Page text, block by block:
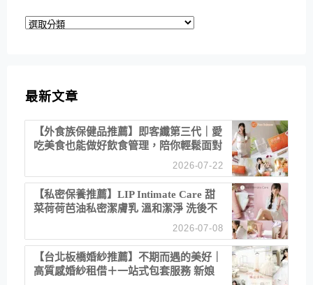
分
最新文章
【外食族保健品推薦】即客纖第三代｜愛
吃美食也能做好飲食管理，陪你輕鬆面對
2026-07-22
【私密保養推薦】LIP Intimate Care 甜
菜荷荷芭油私密潔膚乳 溫和潔淨 洗後不
2026-07-08
【台北板橋婚紗推薦】不期而遇的美好｜
高質感婚紗租借＋一站式包套服務 新娘